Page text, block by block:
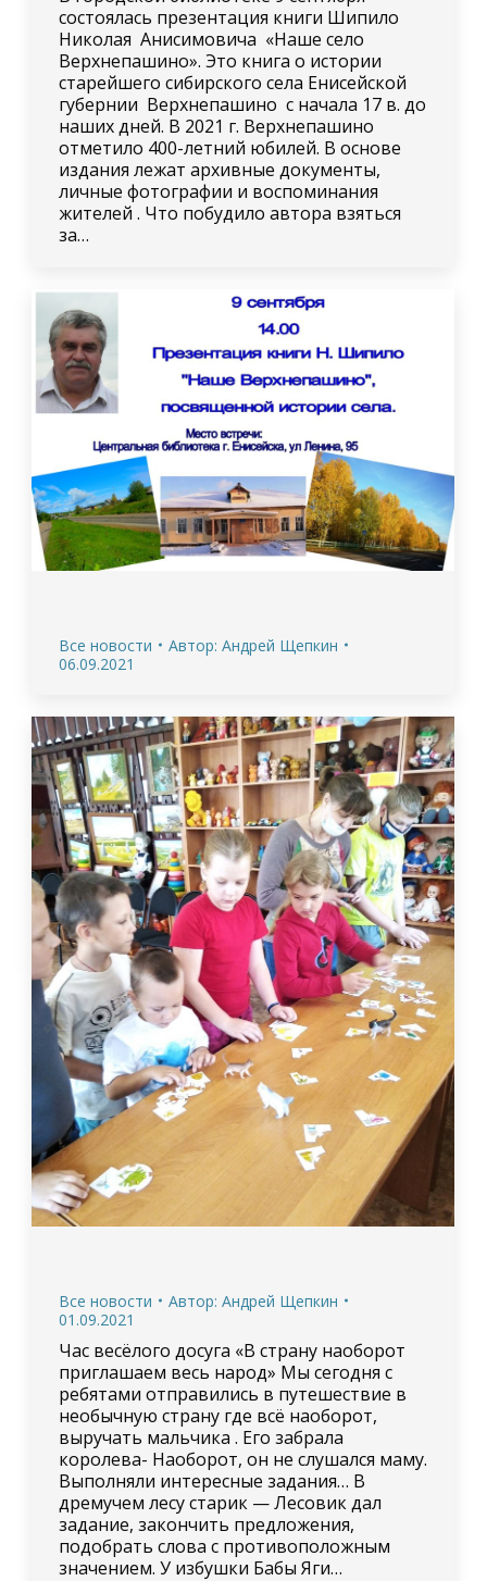
состоялась презентация книги Шипило
Николая Анисимовича «Наше село
Верхнепашино». Это книга о истории
старейшего сибирского села Енисейской
губернии Верхнепашино с начала 17 в. до
наших дней. В 2021 г. Верхнепашино
отметило 400-летний юбилей. В основе
издания лежат архивные документы,
личные фотографии и воспоминания
жителей . Что побудило автора взяться
за…
Все новости Автор: Андрей Щепкин
06.09.2021
Все новости Автор: Андрей Щепкин
01.09.2021
Час весёлого досуга «В страну наоборот
приглашаем весь народ» Мы сегодня с
ребятами отправились в путешествие в
необычную страну где всё наоборот,
выручать мальчика . Его забрала
королева- Наоборот, он не слушался маму.
Выполняли интересные задания… В
дремучем лесу старик — Лесовик дал
задание, закончить предложения,
подобрать слова с противоположным
значением. У избушки Бабы Яги…